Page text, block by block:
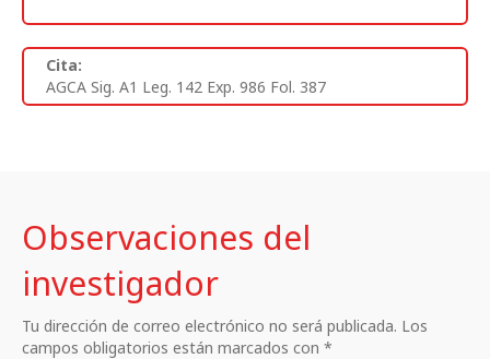
Cita:
AGCA Sig. A1 Leg. 142 Exp. 986 Fol. 387
Observaciones del
investigador
Tu dirección de correo electrónico no será publicada. Los
campos obligatorios están marcados con *